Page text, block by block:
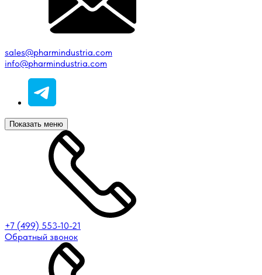
sales@pharmindustria.com
info@pharmindustria.com
Показать меню
+7 (499) 553-10-21
Обратный звонок